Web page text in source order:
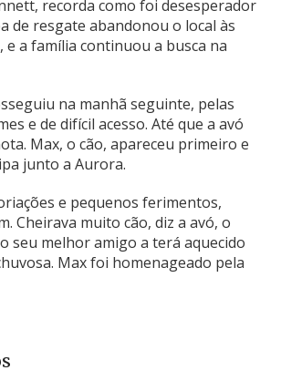
recorda como foi desesperador
de resgate abandonou o local às
e a família continuou a busca na
na manhã seguinte, pelas
e de difícil acesso. Até que a avó
Max, o cão, apareceu primeiro e
junto a Aurora.
e pequenos ferimentos,
Cheirava muito cão, diz a avó, o
seu melhor amigo a terá aquecido
Max foi homenageado pela